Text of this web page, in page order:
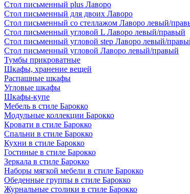
Стол письменный plus Лаворо
Стол письменный для двоих Лаворо
Стол письменный со стеллажом Лаворо левый/
Стол письменный угловой L Лаворо левый/правый
Стол письменный угловой step Лаворо левый/
Стол письменный угловой Лаворо левый/правый
Тумбы прикроватные
Шкафы, хранение вещей
Распашные шкафы
Угловые шкафы
Шкафы-купе
Мебель в стиле Барокко
Модульные коллекции Барокко
Кровати в стиле Барокко
Спальни в стиле Барокко
Кухни в стиле Барокко
Гостиные в стиле Барокко
Зеркала в стиле Барокко
Наборы мягкой мебели в стиле Барокко
Обеденные группы в стиле Барокко
Журнальные столики в стиле Барокко